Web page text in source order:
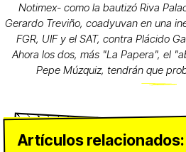
Notimex- como la bautizó Riva
Gerardo Treviño, coadyuvan en una
FGR, UIF y el SAT, contra Plácido
Ahora los dos, más "La Papera", el
Pepe Múzquiz, tendrán que
Artículos relacionados: